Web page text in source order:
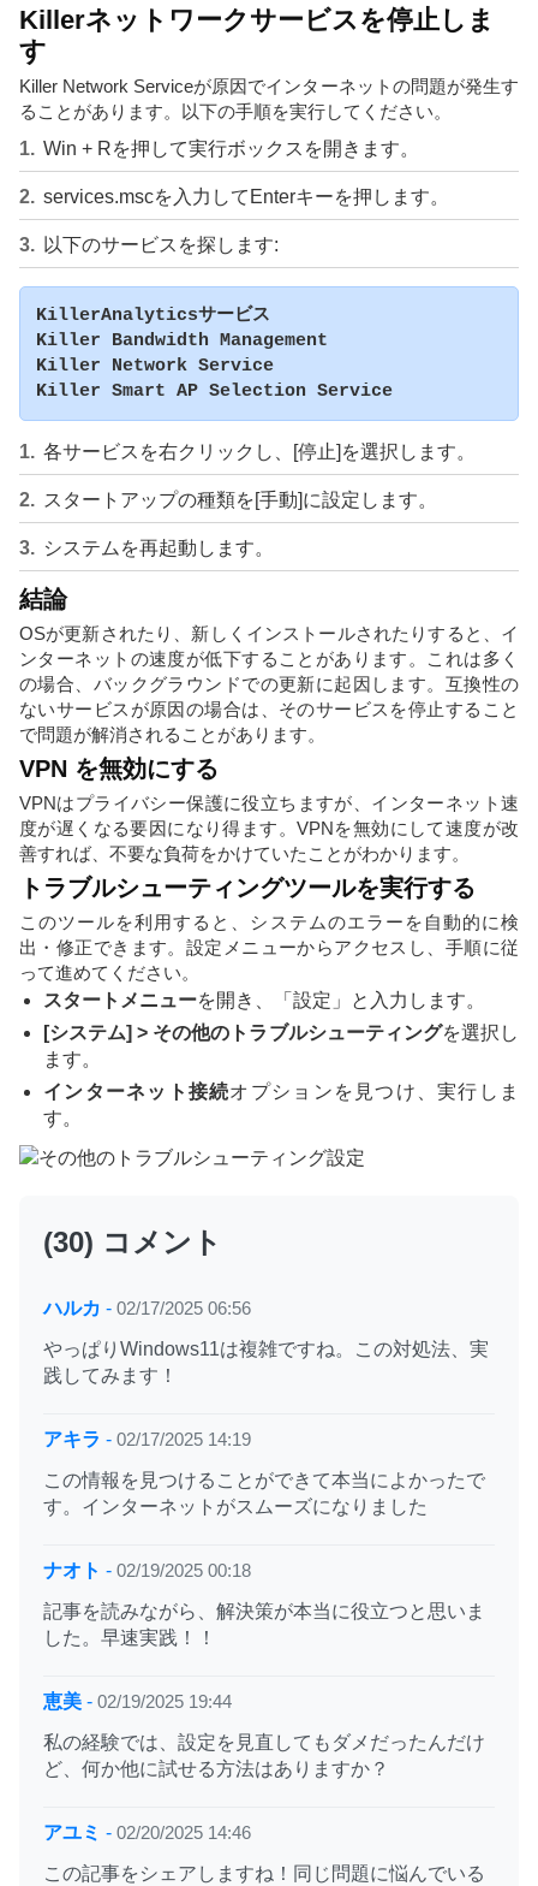
Killerネットワークサービスを停止しま
す
Killer Network Serviceが原因でインターネットの問題が発生す
ることがあります。以下の手順を実行してください。
Win + Rを押して実行ボックスを開きます。
services.mscを入力してEnterキーを押します。
以下のサービスを探します:
KillerAnalyticsサービス
Killer Bandwidth Management
Killer Network Service
各サービスを右クリックし、[停止]を選択します。
スタートアップの種類を[手動]に設定します。
システムを再起動します。
結論
OSが更新されたり、新しくインストールされたりすると、イ
ンターネットの速度が低下することがあります。これは多く
の場合、バックグラウンドでの更新に起因します。互換性の
ないサービスが原因の場合は、そのサービスを停止すること
で問題が解消されることがあります。
VPN を無効にする
VPNはプライバシー保護に役立ちますが、インターネット速
度が遅くなる要因になり得ます。VPNを無効にして速度が改
善すれば、不要な負荷をかけていたことがわかります。
トラブルシューティングツールを実行する
このツールを利用すると、システムのエラーを自動的に検
出・修正できます。設定メニューからアクセスし、手順に従
って進めてください。
スタートメニューを開き、「設定」と入力します。
[システム] > その他のトラブルシューティングを選択し
ます。
インターネット接続オプションを見つけ、実行しま
す。
(30) コメント
ハルカ - 02/17/2025 06:56
やっぱりWindows11は複雑ですね。この対処法、実
践してみます！
アキラ - 02/17/2025 14:19
この情報を見つけることができて本当によかったで
す。インターネットがスムーズになりました
ナオト - 02/19/2025 00:18
記事を読みながら、解決策が本当に役立つと思いま
した。早速実践！！
恵美 - 02/19/2025 19:44
私の経験では、設定を見直してもダメだったんだけ
ど、何か他に試せる方法はありますか？
アユミ - 02/20/2025 14:46
この記事をシェアしますね！同じ問題に悩んでいる